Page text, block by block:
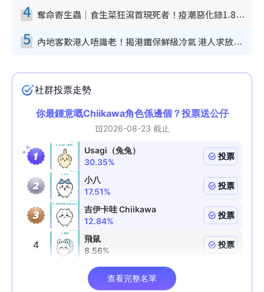
4 奪命寄生蟲｜食生菜狂瀉首現死者！疫潮惡化錄1.8萬宗病例 揭洗菜3大謬誤
5 內地客歎港人唔識老！揭港鐵保鮮級冷氣 港人求放過：咪投訴